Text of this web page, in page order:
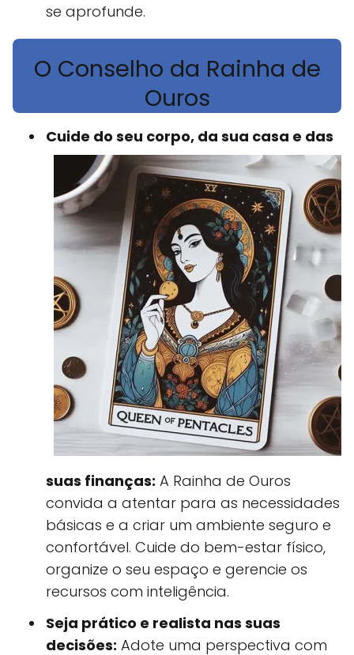
se aprofunde.
O Conselho da Rainha de
Ouros
Cuide do seu corpo, da sua casa e das
suas finanças: A Rainha de Ouros
convida a atentar para as necessidades
básicas e a criar um ambiente seguro e
confortável. Cuide do bem-estar físico,
organize o seu espaço e gerencie os
recursos com inteligência.
Seja prático e realista nas suas
decisões: Adote uma perspectiva com